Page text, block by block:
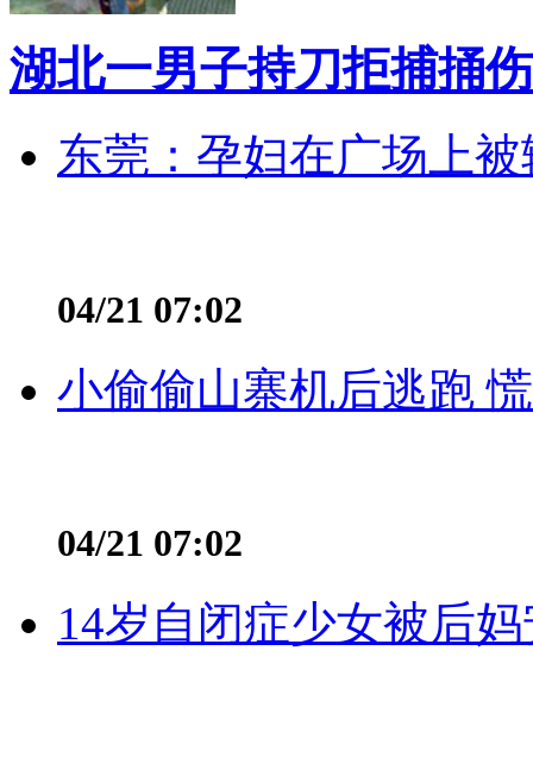
湖北一男子持刀拒捕捅
东莞：孕妇在广场上
04/21 07:02
小偷偷山寨机后逃跑
04/21 07:02
14岁自闭症少女被后